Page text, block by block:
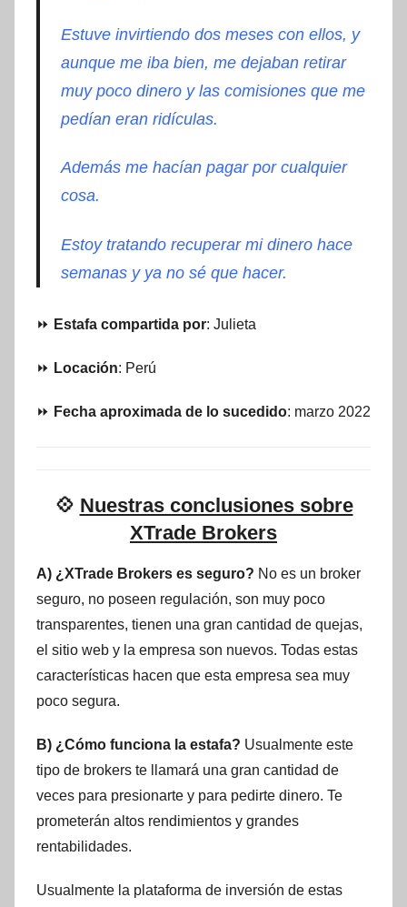
Estuve invirtiendo dos meses con ellos, y
aunque me iba bien, me dejaban retirar
muy poco dinero y las comisiones que me
pedían eran ridículas.
Además me hacían pagar por cualquier
cosa.
Estoy tratando recuperar mi dinero hace
semanas y ya no sé que hacer.
⏩ Estafa compartida por: Julieta
⏩ Locación: Perú
⏩ Fecha aproximada de lo sucedido: marzo 2022
💠 Nuestras conclusiones sobre
XTrade Brokers
A) ¿XTrade Brokers es seguro? No es un broker
seguro, no poseen regulación, son muy poco
transparentes, tienen una gran cantidad de quejas,
el sitio web y la empresa son nuevos. Todas estas
características hacen que esta empresa sea muy
poco segura.
B) ¿Cómo funciona la estafa? Usualmente este
tipo de brokers te llamará una gran cantidad de
veces para presionarte y para pedirte dinero. Te
prometerán altos rendimientos y grandes
rentabilidades.
Usualmente la plataforma de inversión de estas